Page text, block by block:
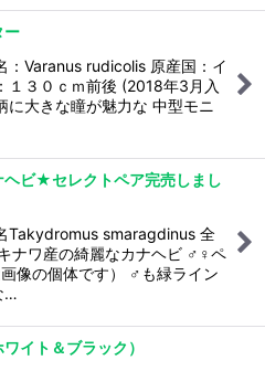
ー
：Varanus rudicolis 原産国：イ
１３０ｃｍ前後 (2018年3月入
に大きな瞳が魅力な 中型モニ
ヘビ★セレクトペア完売しまし
Takydromus smaragdinus 全
ナワ産の綺麗なカナヘビ ♂♀ペ
像の個体です） ♂も緑ライン
…
イト＆ブラック）